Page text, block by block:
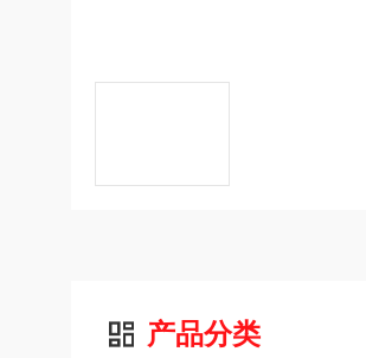
产品分类